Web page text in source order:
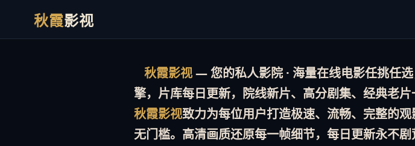
秋霞影视
秋霞影视— 您的私人影院 · 海量在线电影任挑任
擎，片库每日更新，院线新片、高分剧集、经典老
秋霞影视致力为每位用户打造极速、流畅、完整的
无门槛。 高清画质还原每一帧细节， 每日更新永不剧